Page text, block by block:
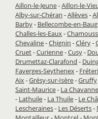
Aillon-le-Jeune-Aillon-le-
Alby-sur-Chéran -Allèves-
Barby- Bellecombe-en-
Challes-les-Eaux-
Chevaline-Chignin -Cléry-
Cruet-Curienne-Cusy-
Drumettaz-Clarafond -
Faverges-Seythenex-
Aix-Grésy-sur-Isère-Gruffy
Saint-Maurice- La Chavanne
- Lathuile- La Thuile- Le
Lescheraines- Les Déserts-